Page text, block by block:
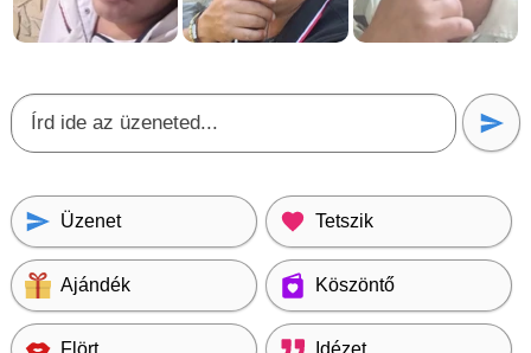
Üzenet Tetszik
Ajándék Köszöntő